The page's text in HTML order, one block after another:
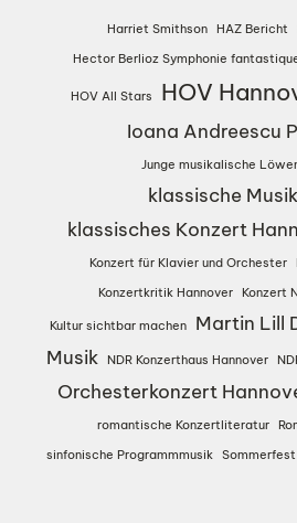
Harriet Smithson HAZ Bericht
Hector Berlioz Symphonie
HOV All Stars HOV
Ioana Andreescu
Junge musikalische
klassische
klassisches Konzert
Konzert für Klavier und Orchester
Konzertkritik Hannover
Konzert
Kultur sichtbar machen Martin Lill
Musik NDR Konzerthaus Hannover
Orchesterkonzert
romantische Konzertliteratur
sinfonische Programmmusik Sommerfest